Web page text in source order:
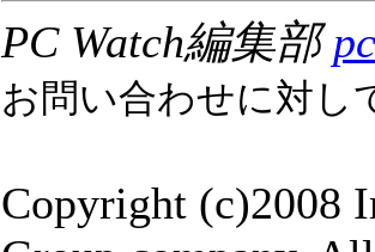
PC Watch編集部
お問い合わせに対し
Copyright (c)2008